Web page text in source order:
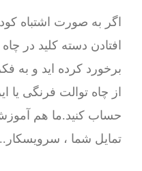
اگر به صورت اشتباه
افتادن دسته کلید در
برخورد کرده اید و به
از چاه توالت فرنگی یا
حساب کنید.ما هم
تمایل شما ،